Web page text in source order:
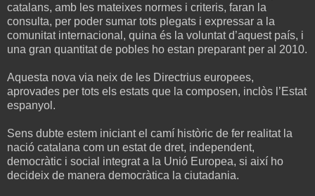
catalans, amb les mateixes normes i criteris, faran la
consulta, per poder sumar tots plegats i expressar a la
comunitat internacional, quina és la voluntat d’aquest país, i
una gran quantitat de pobles ho estan preparant per al 2010.
Aquesta nova via neix de les Directrius europees,
aprovades per tots els estats que la composen, inclòs l’Estat
espanyol.
Sens dubte estem iniciant el camí històric de fer realitat la
nació catalana com un estat de dret, independent,
democràtic i social integrat a la Unió Europea, si així ho
decideix de manera democràtica la ciutadania.